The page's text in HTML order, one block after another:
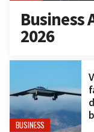
Business
2026
BUSINESS